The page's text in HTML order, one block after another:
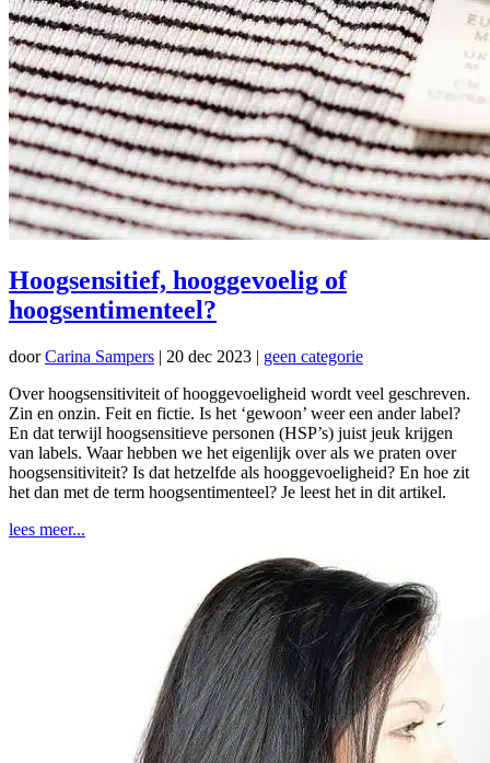
Hoogsensitief, hooggevoelig of
hoogsentimenteel?
doorCarina Sampers | 20 dec 2023 | geen categorie
Over hoogsensitiviteit of hooggevoeligheid wordt veel geschreven.
Zin en onzin. Feit en fictie. Is het ‘gewoon’ weer een ander label?
En dat terwijl hoogsensitieve personen (HSP’s) juist jeuk krijgen
van labels. Waar hebben we het eigenlijk over als we praten over
hoogsensitiviteit? Is dat hetzelfde als hooggevoeligheid? En hoe zit
het dan met de term hoogsentimenteel? Je leest het in dit artikel.
lees meer...